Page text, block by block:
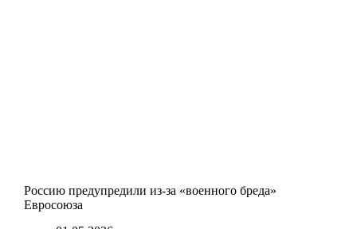
Россию предупредили из-за «военного бреда»
Евросоюза